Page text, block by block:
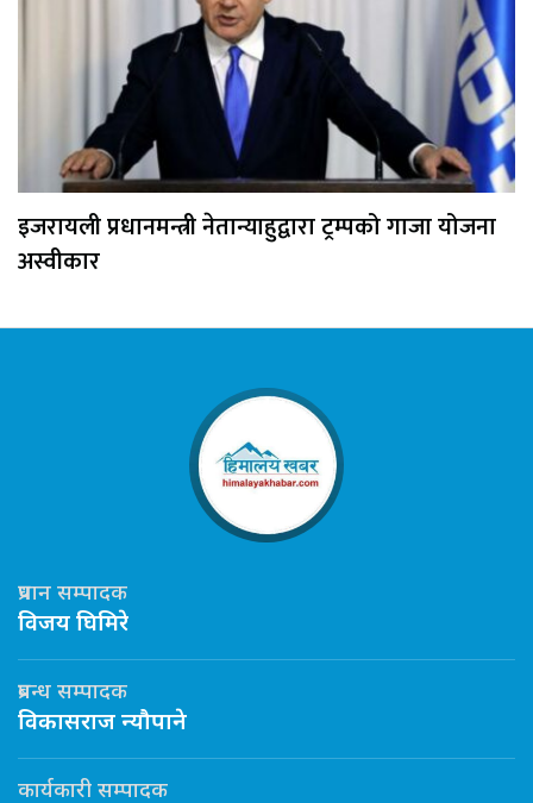
इजरायली प्रधानमन्त्री नेतान्याहुद्वारा ट्रम्पको गाजा योजना
अस्वीकार
प्रधान सम्पादक
विजय घिमिरे
प्रबन्ध सम्पादक
विकासराज न्यौपाने
कार्यकारी सम्पादक